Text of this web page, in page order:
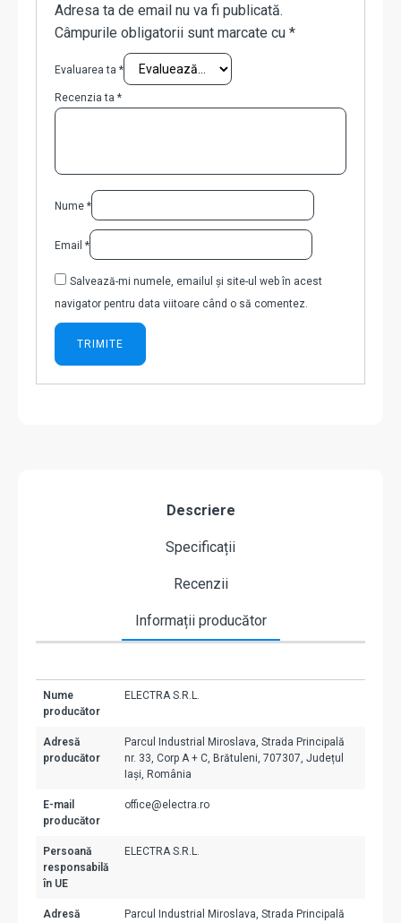
Adresa ta de email nu va fi publicată.
Câmpurile obligatorii sunt marcate cu *
Evaluarea ta *
Recenzia ta *
Nume *
Email *
Salvează-mi numele, emailul și site-ul web în acest
navigator pentru data viitoare când o să comentez.
Descriere
Specificații
Recenzii
Informații producător
Nume
producător
ELECTRA S.R.L.
Adresă
producător
Parcul Industrial Miroslava, Strada Principală
nr. 33, Corp A + C, Brătuleni, 707307, Județul
Iași, România
E-mail
producător
office@electra.ro
Persoană
responsabilă
în UE
ELECTRA S.R.L.
Adresă
Parcul Industrial Miroslava, Strada Principală